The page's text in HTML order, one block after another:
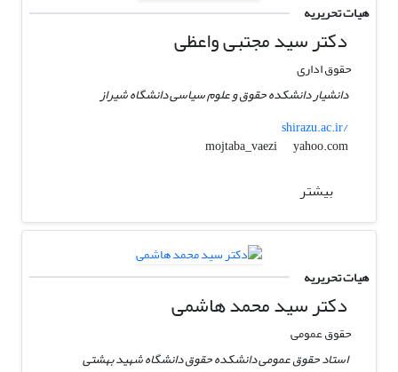
هیات تحریریه
دکتر سید مجتبی واعظی
حقوق اداری
دانشیار دانشکده حقوق و علوم سیاسی دانشگاه شیراز
shirazu.ac.ir/
mojtaba_vaezi
yahoo.com
بیشتر
هیات تحریریه
دکتر سید محمد هاشمی
حقوق عمومی
استاد حقوق عمومی دانشکده حقوق دانشگاه شهید بهشتی